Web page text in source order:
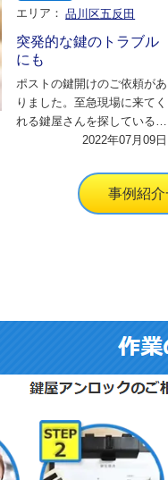
エリア： 品川区五反田
突発的な鍵のトラブル
にも
ポストの鍵開けのご依頼があ
りました。至急現場に来てく
れる鍵屋さんを探していると
のことでしたので、 ルート
2022年07月09日
事例紹